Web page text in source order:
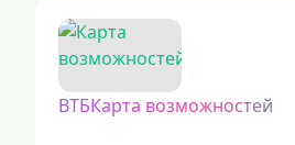
ВТБКарта возможностей